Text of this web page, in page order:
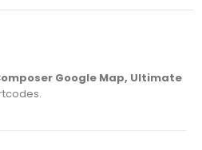
Google Map, Ultimate